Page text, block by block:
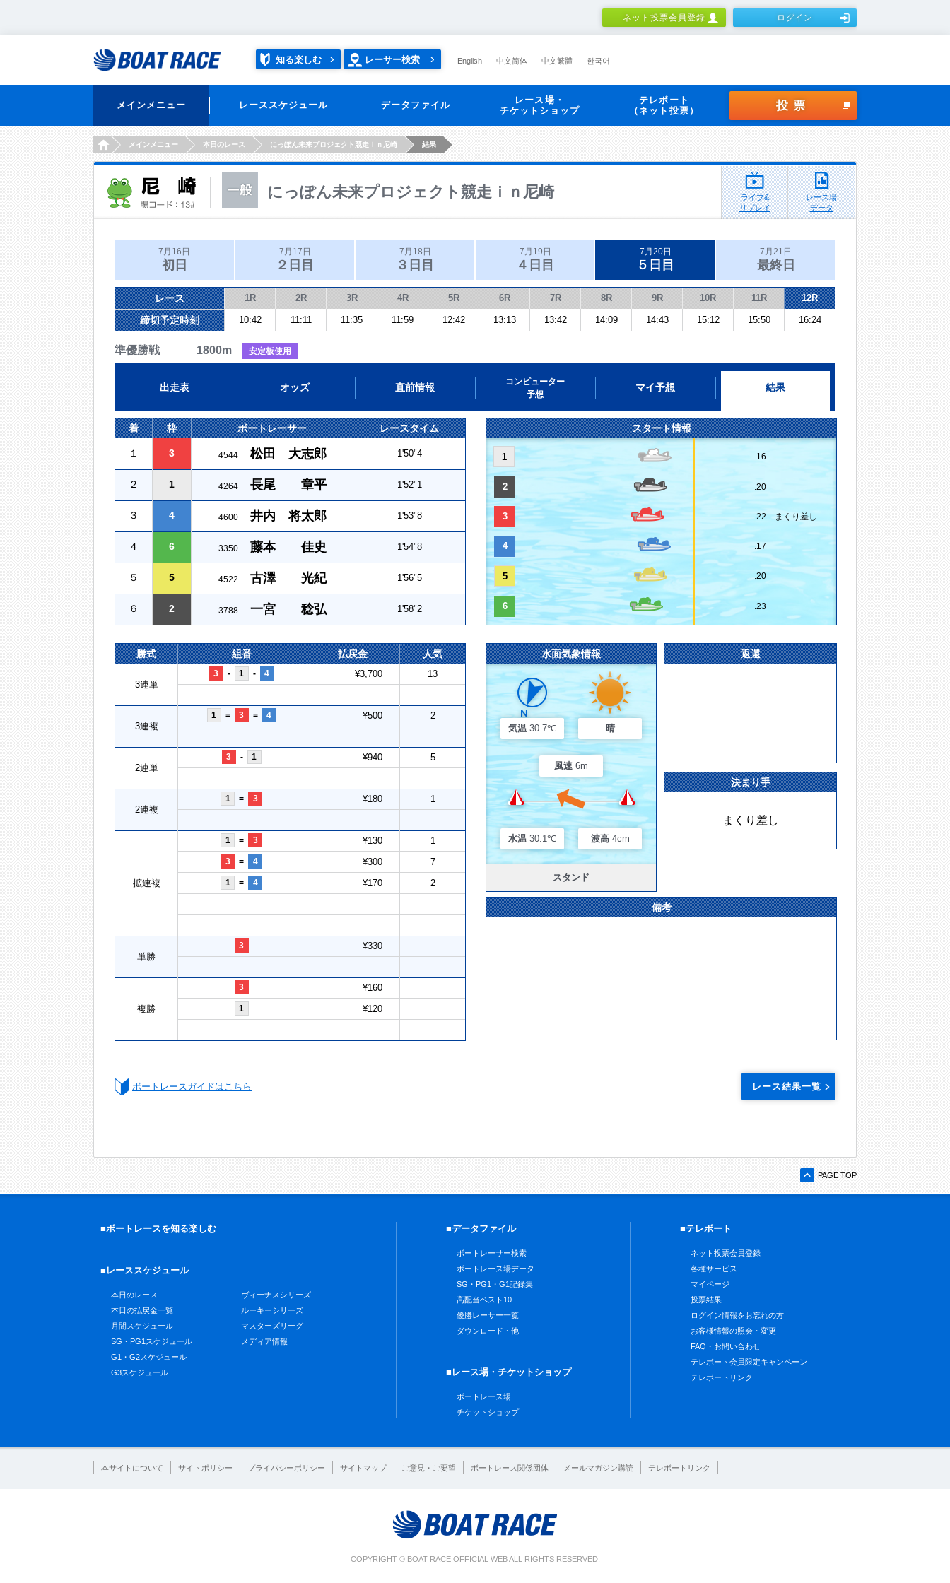
ネット投票会員登録 ログイン
知る楽しむ レーサー検索 English 中文简体 中文繁體 한국어
メインメニュー レーススケジュール データファイル
レース場・
チケットショップ
テレボート
（ネット投票）
投票
HOMEメインメニュー 本日のレース にっぽん未来プロジェクト競走ｉｎ尼崎 結果
にっぽん未来プロジェクト競走ｉｎ尼崎
ライブ&
リプレイ
レース場
データ
7月16日
初日
7月17日
２日目
7月18日
３日目
7月19日
４日目
7月20日
５日目
7月21日
最終日
レース 1R 2R 3R 4R 5R 6R 7R 8R 9R 10R 11R 12R
締切予定時刻 10:42 11:11 11:35 11:59 12:42 13:13 13:42 14:09 14:43 15:12 15:50 16:24
準優勝戦 1800m 安定板使用
出走表 オッズ 直前情報
コンピューター
予想
マイ予想 結果
着 枠 ボートレーサー レースタイム
１ 3 4544 松田 大志郎 1'50"4
２ 1 4264 長尾 章平 1'52"1
３ 4 4600 井内 将太郎 1'53"8
４ 6 3350 藤本 佳史 1'54"8
５ 5 4522 古澤 光紀 1'56"5
６ 2 3788 一宮 稔弘 1'58"2
スタート情報
1 .16
2 .20
3 .22 まくり差し
4 .17
5 .20
6 .23
勝式 組番 払戻金 人気
3連単
3 - 1 - 4 ¥3,700 13
3連複
1 = 3 = 4 ¥500 2
2連単
3 - 1 ¥940 5
2連複
1 = 3 ¥180 1
拡連複
1 = 3 ¥130 1
3 = 4 ¥300 7
1 = 4 ¥170 2
単勝
3 ¥330
複勝
3 ¥160
1 ¥120
水面気象情報
気温 30.7℃ 晴
風速 6m
水温 30.1℃ 波高 4cm
スタンド
返還
決まり手
まくり差し
備考
ボートレースガイドはこちら レース結果一覧
PAGE TOP
■ボートレースを知る楽しむ
■レーススケジュール
本日のレース
本日の払戻金一覧
月間スケジュール
SG・PG1スケジュール
G1・G2スケジュール
G3スケジュール
ヴィーナスシリーズ
ルーキーシリーズ
マスターズリーグ
メディア情報
■データファイル
ボートレーサー検索
ボートレース場データ
SG・PG1・G1記録集
高配当ベスト10
優勝レーサー一覧
ダウンロード・他
■レース場・チケットショップ
ボートレース場
チケットショップ
■テレボート
ネット投票会員登録
各種サービス
マイページ
投票結果
ログイン情報をお忘れの方
お客様情報の照会・変更
FAQ・お問い合わせ
テレボート会員限定キャンペーン
テレボートリンク
本サイトについて サイトポリシー プライバシーポリシー サイトマップ ご意見・ご要望 ボートレース関係団体 メールマガジン購読 テレボートリンク
COPYRIGHT © BOAT RACE OFFICIAL WEB ALL RIGHTS RESERVED.